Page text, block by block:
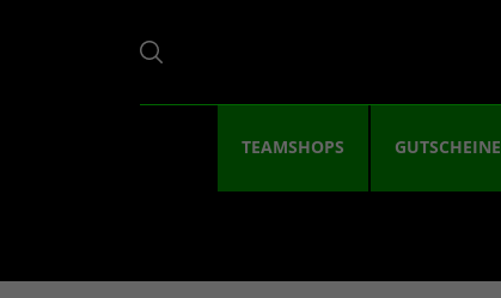
TEAMSHOPS GUTSCHEINE